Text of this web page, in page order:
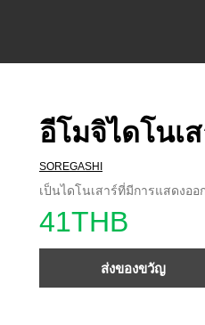
อีโมจิไดโนเ
SOREGASHI
เป็นไดโนเสาร์ที่มีการแสดงอ
41THB
ส่งของขวัญ